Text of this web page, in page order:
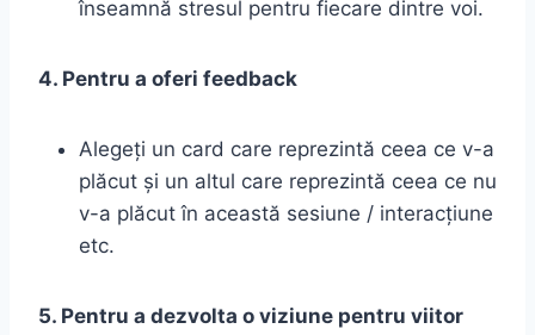
înseamnă stresul pentru fiecare dintre voi.
4. Pentru a oferi feedback
Alegeți un card care reprezintă ceea ce v-a
plăcut și un altul care reprezintă ceea ce nu
v-a plăcut în această sesiune / interacțiune
etc.
5. Pentru a dezvolta o viziune pentru viitor